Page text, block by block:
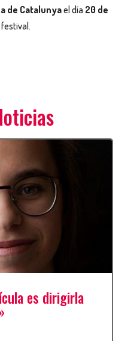
de Catalunyael día 20 de
es dirigirla